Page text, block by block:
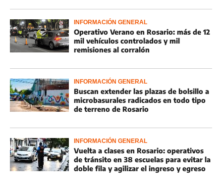
INFORMACIÓN GENERAL
Operativo Verano en Rosario: más de 12
mil vehículos controlados y mil
remisiones al corralón
INFORMACIÓN GENERAL
Buscan extender las plazas de bolsillo a
microbasurales radicados en todo tipo
de terreno de Rosario
INFORMACIÓN GENERAL
Vuelta a clases en Rosario: operativos
de tránsito en 38 escuelas para evitar la
doble fila y agilizar el ingreso y egreso